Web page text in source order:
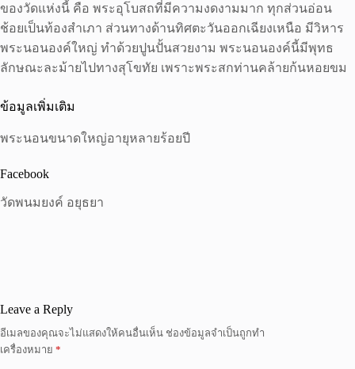
ของวัดแห่งนี้ คือ พระอุโบสถที่มีความงดงามมาก ทุกส่วนอ่อน
ช้อยเป็นท้องสำเภา ส่วนทางด้านทิศตะวันออกเฉียงเหนือ มีวิหาร
พระนอนองค์ใหญ่ ทำด้วยปูนปั้นสวยงาม พระนอนองค์นี้มีพุทธ
ลักษณะละม้ายไปทางสุโขทัย เพราะพระสกท่านคล้ายก้นหอยขม
ข้อมูลเพิ่มเติม
พระนอนขนาดใหญ่อายุหลายร้อยปี
Facebook
วัดพนมยงค์ อยุธยา
Leave a Reply
อีเมลของคุณจะไม่แสดงให้คนอื่นเห็น ช่องข้อมูลจำเป็นถูกทำ
เครื่องหมาย *